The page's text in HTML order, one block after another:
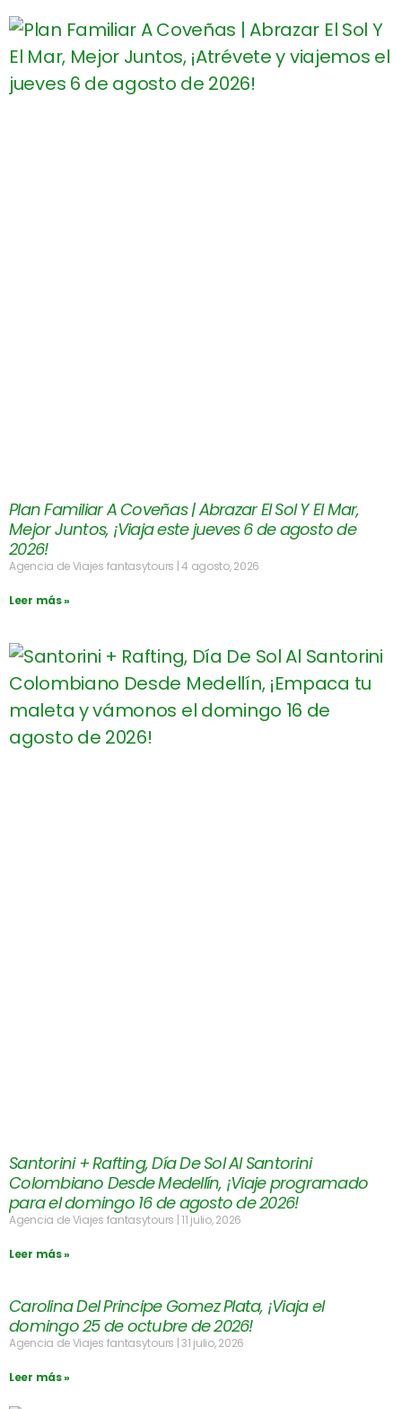
Plan Familiar A Coveñas | Abrazar El Sol Y El Mar,
Mejor Juntos, ¡Viaja este jueves 6 de agosto de
2026!
Agencia de Viajes fantasytours 4 agosto, 2026
Leer más »
Santorini + Rafting, Día De Sol Al Santorini
Colombiano Desde Medellín, ¡Viaje programado
para el domingo 16 de agosto de 2026!
Agencia de Viajes fantasytours 11 julio, 2026
Leer más »
Carolina Del Principe Gomez Plata, ¡Viaja el
domingo 25 de octubre de 2026!
Agencia de Viajes fantasytours 31 julio, 2026
Leer más »